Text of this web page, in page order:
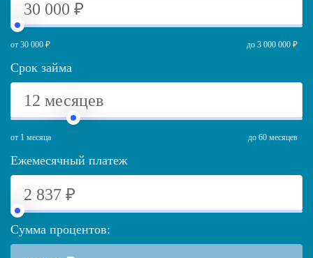
от 30 000 ₽ до 3 000 000 ₽
Срок займа
от 1 месяца до 60 месяцев
Ежемесячный платеж
Сумма процентов: